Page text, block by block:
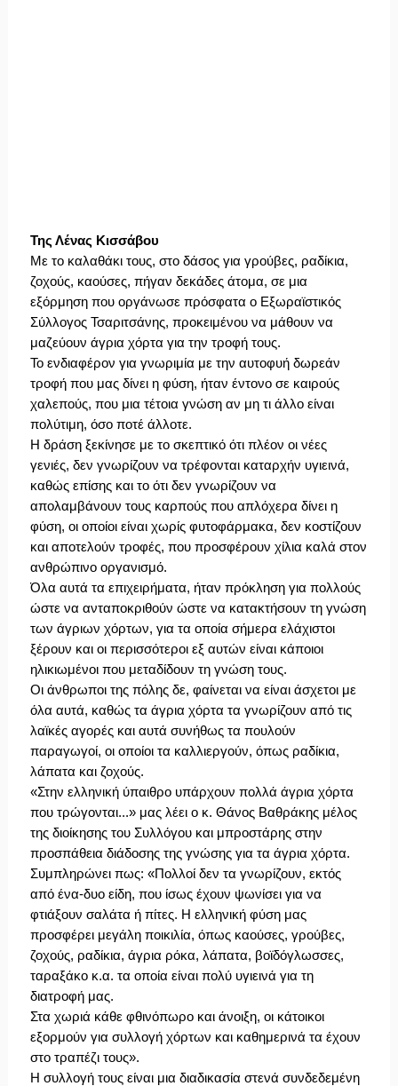
Της Λένας Κισσάβου
Με το καλαθάκι τους, στο δάσος για γρούβες, ραδίκια,
ζοχούς, καούσες, πήγαν δεκάδες άτομα, σε μια
εξόρμηση που οργάνωσε πρόσφατα ο Εξωραϊστικός
Σύλλογος Τσαριτσάνης, προκειμένου να μάθουν να
μαζεύουν άγρια χόρτα για την τροφή τους.
Το ενδιαφέρον για γνωριμία με την αυτοφυή δωρεάν
τροφή που μας δίνει η φύση, ήταν έντονο σε καιρούς
χαλεπούς, που μια τέτοια γνώση αν μη τι άλλο είναι
πολύτιμη, όσο ποτέ άλλοτε.
Η δράση ξεκίνησε με το σκεπτικό ότι πλέον οι νέες
γενιές, δεν γνωρίζουν να τρέφονται καταρχήν υγιεινά,
καθώς επίσης και το ότι δεν γνωρίζουν να
απολαμβάνουν τους καρπούς που απλόχερα δίνει η
φύση, οι οποίοι είναι χωρίς φυτοφάρμακα, δεν κοστίζουν
και αποτελούν τροφές, που προσφέρουν χίλια καλά στον
ανθρώπινο οργανισμό.
Όλα αυτά τα επιχειρήματα, ήταν πρόκληση για πολλούς
ώστε να ανταποκριθούν ώστε να κατακτήσουν τη γνώση
των άγριων χόρτων, για τα οποία σήμερα ελάχιστοι
ξέρουν και οι περισσότεροι εξ αυτών είναι κάποιοι
ηλικιωμένοι που μεταδίδουν τη γνώση τους.
Οι άνθρωποι της πόλης δε, φαίνεται να είναι άσχετοι με
όλα αυτά, καθώς τα άγρια χόρτα τα γνωρίζουν από τις
λαϊκές αγορές και αυτά συνήθως τα πουλούν
παραγωγοί, οι οποίοι τα καλλιεργούν, όπως ραδίκια,
λάπατα και ζοχούς.
«Στην ελληνική ύπαιθρο υπάρχουν πολλά άγρια χόρτα
που τρώγονται...» μας λέει ο κ. Θάνος Βαθράκης μέλος
της διοίκησης του Συλλόγου και μπροστάρης στην
προσπάθεια διάδοσης της γνώσης για τα άγρια χόρτα.
Συμπληρώνει πως: «Πολλοί δεν τα γνωρίζουν, εκτός
από ένα-δυο είδη, που ίσως έχουν ψωνίσει για να
φτιάξουν σαλάτα ή πίτες. Η ελληνική φύση μας
προσφέρει μεγάλη ποικιλία, όπως καούσες, γρούβες,
ζοχούς, ραδίκια, άγρια ρόκα, λάπατα, βοϊδόγλωσσες,
ταραξάκο κ.α. τα οποία είναι πολύ υγιεινά για τη
διατροφή μας.
Στα χωριά κάθε φθινόπωρο και άνοιξη, οι κάτοικοι
εξορμούν για συλλογή χόρτων και καθημερινά τα έχουν
στο τραπέζι τους».
Η συλλογή τους είναι μια διαδικασία στενά συνδεδεμένη